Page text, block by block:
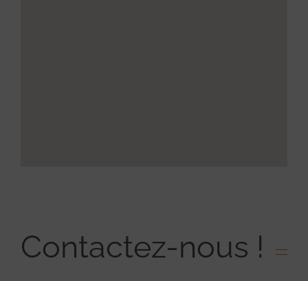
Contactez-nous !